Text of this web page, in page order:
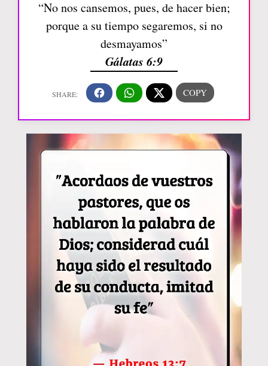
“No nos cansemos, pues, de hacer bien;
porque a su tiempo segaremos, si no
desmayamos”
Gálatas 6:9